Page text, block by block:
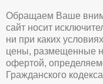
Обращаем Ваше
сайт носит
ни при каких
цены, размещенные
офертой,
Гражданского